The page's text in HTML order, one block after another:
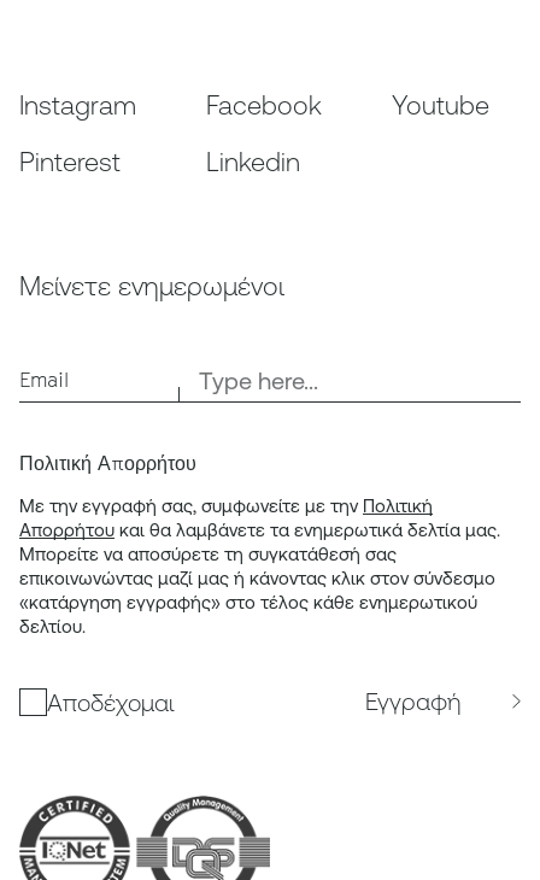
Instagram Facebook
Youtube
Pinterest
Linkedin
Μείνετε ενημερωμένοι
Email
Πολιτική Απορρήτου
Με την εγγραφή σας, συμφωνείτε με την Πολιτική
Απορρήτου και θα λαμβάνετε τα ενημερωτικά δελτία μας.
Μπορείτε να αποσύρετε τη συγκατάθεσή σας
επικοινωνώντας μαζί μας ή κάνοντας κλικ στον σύνδεσμο
«κατάργηση εγγραφής» στο τέλος κάθε ενημερωτικού
δελτίου.
Αποδέχομαι Εγγραφή